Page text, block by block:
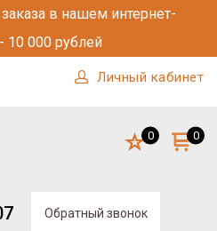
в нашем интернет-
10 000 рублей
Личный кабинет
Обратный звонок
0 0